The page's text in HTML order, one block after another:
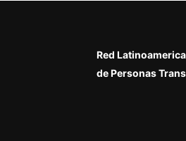
Red
de Personas Trans